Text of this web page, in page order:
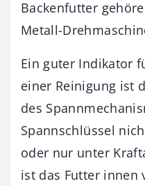
Backenfutter
Metall-
Ein guter Indikator
einer Reinigung ist
des
Spannschlüssel
oder nur unter
ist das Futter innen